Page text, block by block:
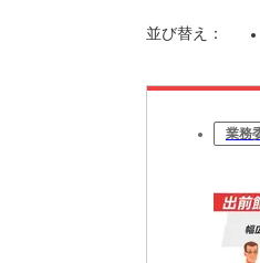
並び替え：
業務